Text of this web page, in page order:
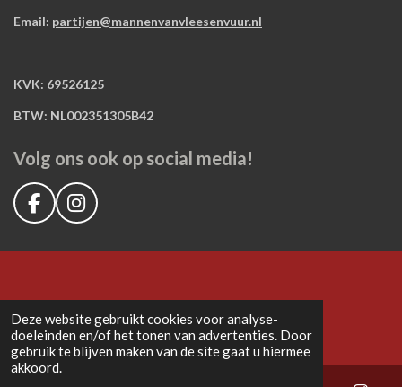
Deze website gebruikt cookies voor analyse-
doeleinden en/of het tonen van advertenties. Door
gebruik te blijven maken van de site gaat u hiermee
akkoord.
Email: partijen@mannenvanvleesenvuur.nl
KVK: 69526125
BTW: NL002351305B42
Volg ons ook op social media!
F
a
c
o
k
I
n
s
g
r
a